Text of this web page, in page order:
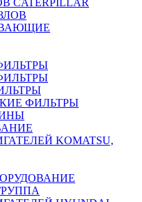
CATERPILLAR
ФИЛЬТРЫ
KOMATSU,